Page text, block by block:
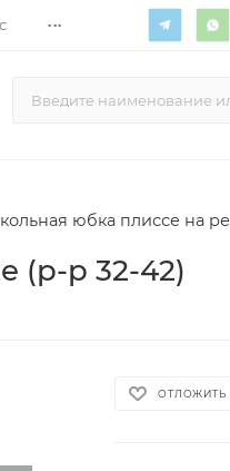
...
юбка плиссе на
(р-р 32-42)
ОТЛОЖИТЬ